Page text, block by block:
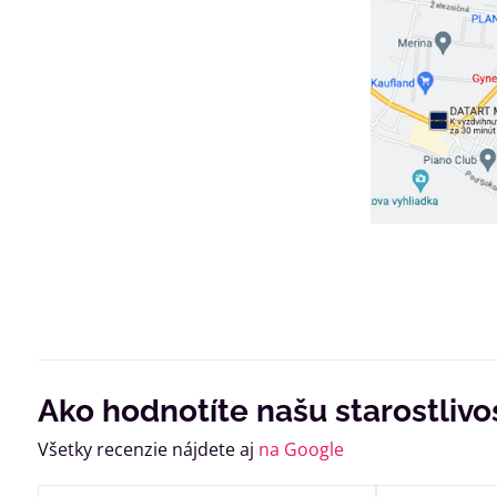
Ako hodnotíte našu
Všetky recenzie nájdete aj na Google